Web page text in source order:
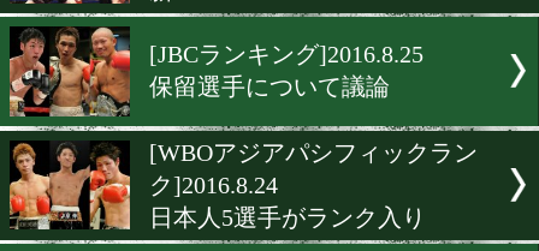
級
[ランキング]2016.9.8
WBCランク、河野公平が8